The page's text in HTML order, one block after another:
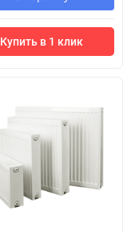
Купить в 1 клик